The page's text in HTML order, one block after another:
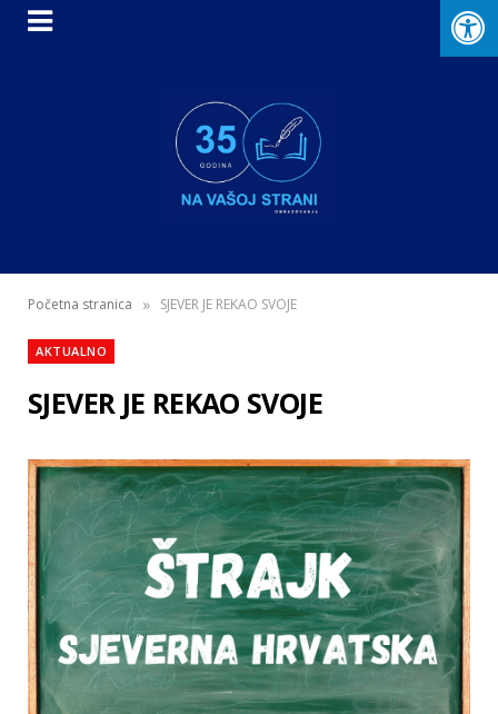
Početna stranica » SJEVER JE REKAO SVOJE
AKTUALNO
SJEVER JE REKAO SVOJE